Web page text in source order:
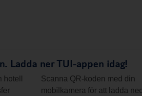
Ladda ner TUI-appen idag!
Scanna QR-koden med din
mobilkamera för att ladda ned